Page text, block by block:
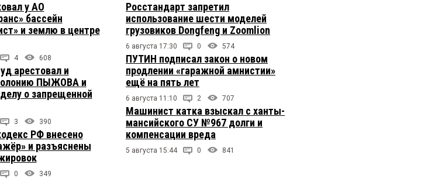
у АО
бассейн
и землю в центре
4 608
арестовал и
ПЫЖОВА и
о запрещенной
3 390
РФ внесено
и разъяснены
0 349
Росстандарт запретил
использование шести моделей
грузовиков Dongfeng и Zoomlion
6 августа 17:30 0 574
ПУТИН подписал закон о новом
продлении «гаражной амнистии»
ещё на пять лет
6 августа 11:10 2 707
Машинист катка взыскал с ханты-
мансийского СУ №967 долги и
компенсации вреда
5 августа 15:44 0 841